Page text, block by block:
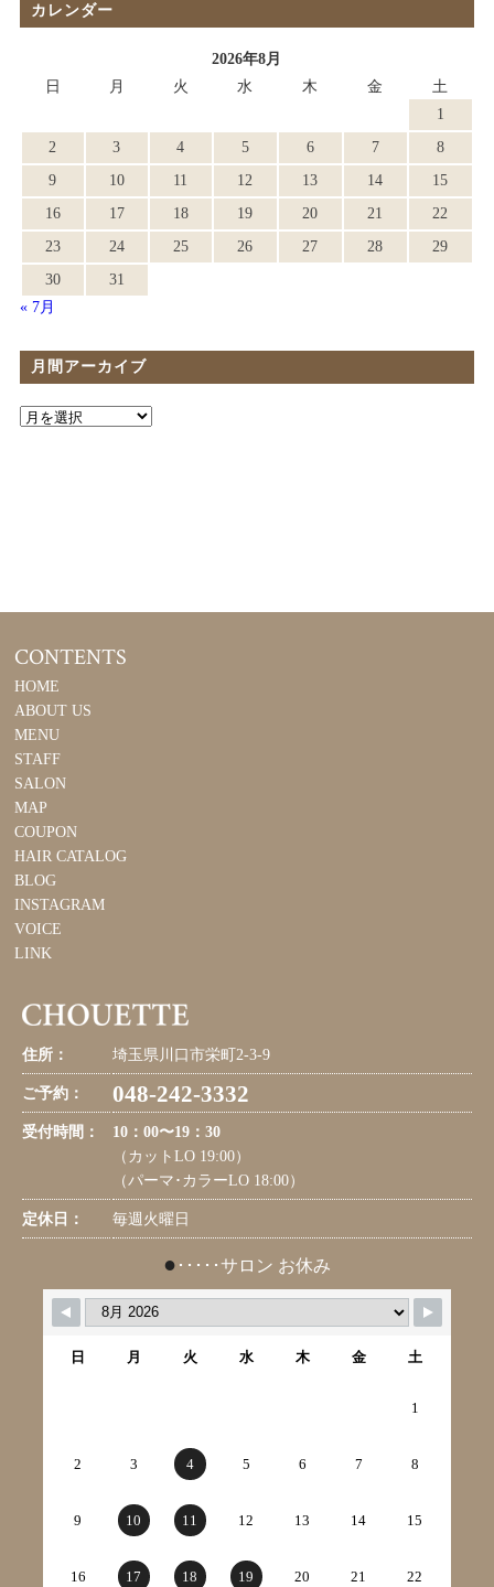
カレンダー
2026年8月
日
月 火 水 木 金
土
1
2
3 4 5 6 7
8
9
10 11 12 13 14
15
16
17 18 19 20 21
22
23
24 25 26 27 28
29
30
31
« 7月
月間アーカイブ
CONTENTS
HOME
ABOUT US
MENU
STAFF
SALON
MAP
COUPON
HAIR CATALOG
BLOG
INSTAGRAM
VOICE
LINK
住所： 埼玉県川口市栄町2-3-9
ご予約： 048-242-3332
受付時間：
10：00〜19：30
（カットLO 19:00）
（パーマ･カラーLO 18:00）
定休日： 毎週火曜日
● ･････サロン お休み
日 月 火 水 木 金 土
1
2 3 4 5 6 7 8
9 10 11 12 13 14 15
16 17 18 19 20 21 22